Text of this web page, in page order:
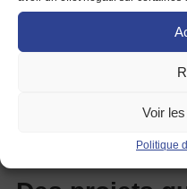
Voir
Politique